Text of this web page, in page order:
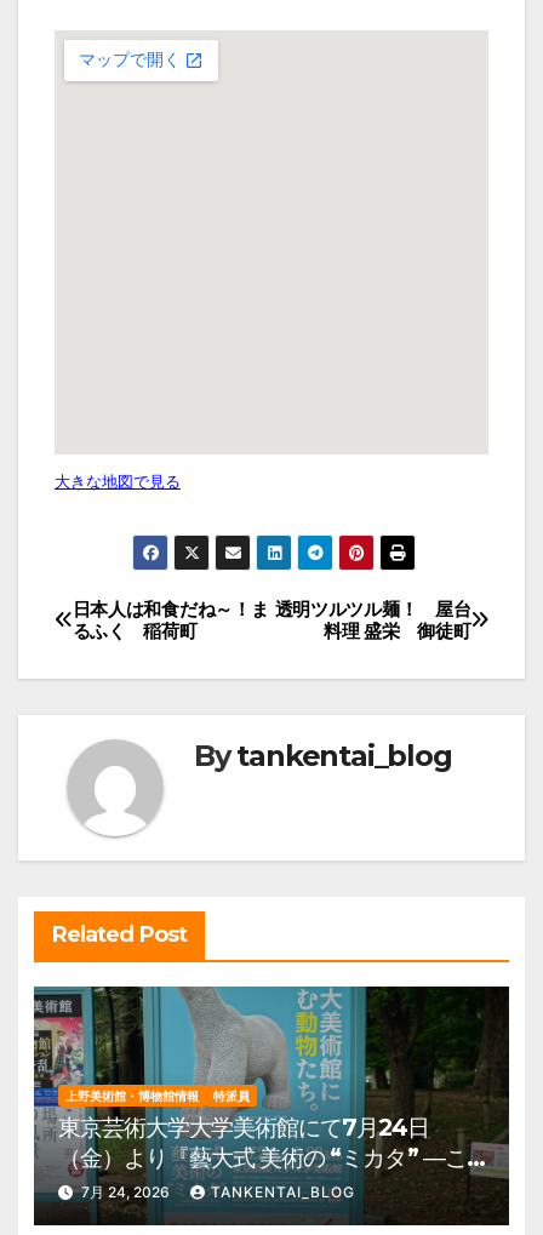
大きな地図で見る
投
稿
ナ
ゲ
ー
シ
ョ
ン
透明ツルツル麺！ 屋台
料理 盛栄 御徒町
日本人は和食だね～！ま
るふく 稲荷町
Bytankentai_blog
Related Post
上野美術館・博物館情報 特派員
東京芸術大学大学美術館にて7月24日
（金）より『藝大式 美術の “ミカタ” ―こ
の夏、藝大生になる―』を開催。 上野公
園 美術館・博物館 混雑情報他
7月 24, 2026 TANKENTAI_BLOG